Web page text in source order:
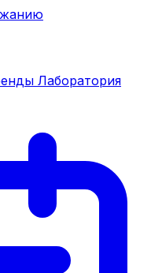
Лаборатория